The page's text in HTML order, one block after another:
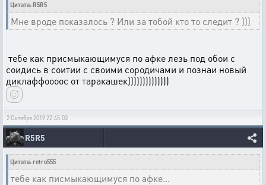
Цитата: R5R5
Мне вроде показалось ? Или за тобой кто то следит ? )))
тебе как присмыкающимуся по афке лезь под обои с
соидись в соитии с своими сородичами и познаи новый
диклаффоооос от таракашек))))))))))))))
2 Октября 2019 22:45:03
R5R5
Цитата: retro555
тебе как писмыкающимуся по афке...